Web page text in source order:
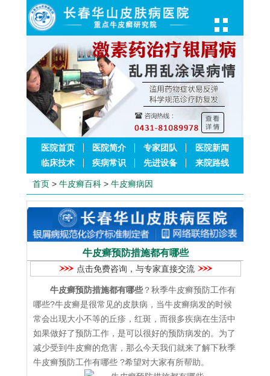
医院首页 医院简介 专家团队
医院新闻
临床技术
疾病常识 先进设备 来院路线
首页 > 牛皮癣百科 > 牛皮癣病因
牛皮癣预防措施都有哪些
点击免费咨询，与专家直接交流
牛皮癣预防措施都有哪些 ？秋季牛皮癣预防工作有
哪些?牛皮癣是很常见的皮肤病，当牛皮癣病发的时候
常会出现大小不等的丘疹，红斑，而很多疾病在生活中
如果做好了预防工作，是可以很好的预防病发的。为了
减少受到牛皮癣的危害，那么今天我们就来了解下秋季
牛皮癣预防工作有哪些 ?希望对大家有所帮助。